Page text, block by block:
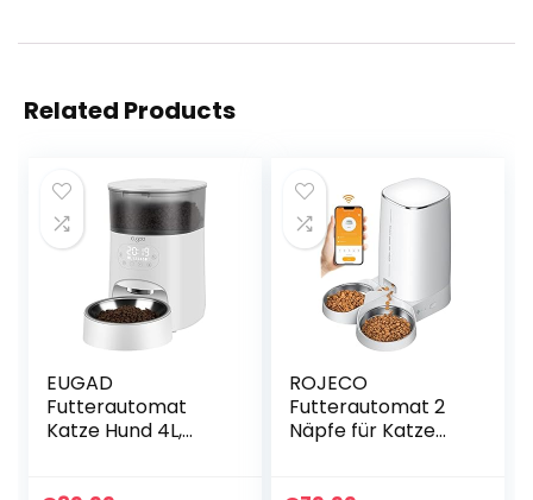
Related Products
EUGAD
Futterautomat
Katze Hund 4L,
ROJECO
Futterautomat 2
Näpfe für Katze